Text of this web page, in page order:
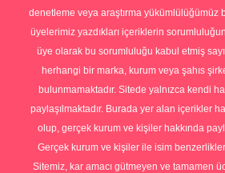
denetleme veya araştırma yükümlülüğümüz
üyelerimiz yazdıkları içeriklerin
üye olarak bu sorumluluğu kabul etmiş
herhangi bir marka, kurum veya şahıs
bulunmamaktadır. Sitede yalnızca kendi
paylaşılmaktadır. Burada yer alan içerikler
olup, gerçek kurum ve kişiler hakkında
Gerçek kurum ve kişiler ile isim
Sitemiz, kar amacı gütmeyen ve tamamen